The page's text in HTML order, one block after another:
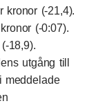
kronor (-21,4).
(-0:07).
18,9).
utgång till
meddelade